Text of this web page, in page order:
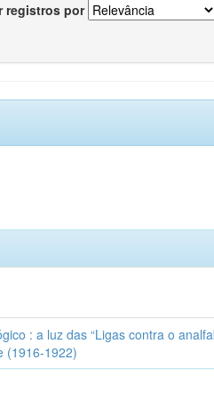
registros por
: a luz das “Ligas contra o
(1916-1922)